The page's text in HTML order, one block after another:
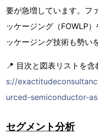
要が急増しています。フ
ッケージング（FOWLP
ッケージング技術も勢い
📍 目次と図表リストを含
s://
urced-semiconductor-
セグメント分析